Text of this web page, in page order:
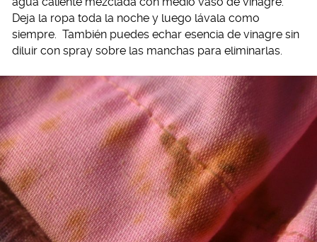
Deja la ropa toda la noche y luego lávala como
siempre. También puedes echar esencia de vinagre sin
diluir con spray sobre las manchas para eliminarlas.